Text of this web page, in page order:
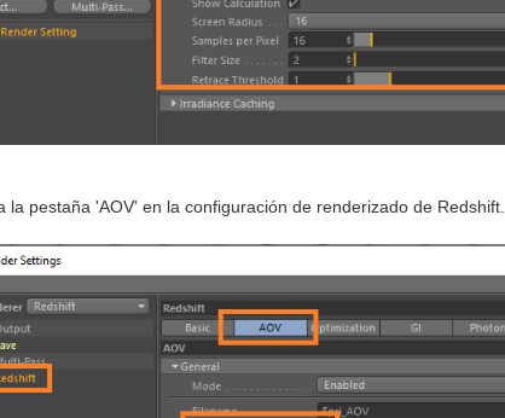
la pestaña 'AOV' en la configuración de renderizado de Redshift.